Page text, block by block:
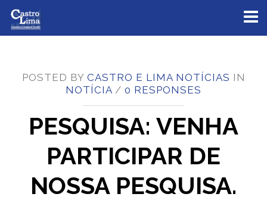
POSTED BY CASTRO E LIMA NOTÍCIAS IN
NOTÍCIA / 0 RESPONSES
PESQUISA: VENHA
PARTICIPAR DE
NOSSA PESQUISA.